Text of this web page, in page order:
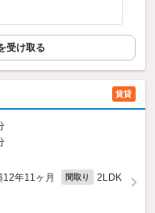
受け取る
賃貸
12年11ヶ月 間取り 2LDK